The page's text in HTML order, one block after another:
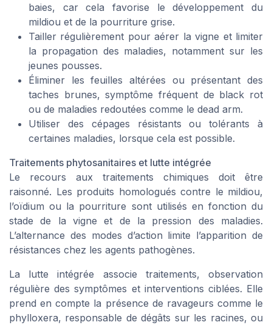
baies, car cela favorise le développement du
mildiou et de la pourriture grise.
Tailler régulièrement pour aérer la vigne et limiter
la propagation des maladies, notamment sur les
jeunes pousses.
Éliminer les feuilles altérées ou présentant des
taches brunes, symptôme fréquent de black rot
ou de maladies redoutées comme le dead arm.
Utiliser des cépages résistants ou tolérants à
certaines maladies, lorsque cela est possible.
Traitements phytosanitaires et lutte intégrée
Le recours aux traitements chimiques doit être
raisonné. Les produits homologués contre le mildiou,
l’oïdium ou la pourriture sont utilisés en fonction du
stade de la vigne et de la pression des maladies.
L’alternance des modes d’action limite l’apparition de
résistances chez les agents pathogènes.
La lutte intégrée associe traitements, observation
régulière des symptômes et interventions ciblées. Elle
prend en compte la présence de ravageurs comme le
phylloxera, responsable de dégâts sur les racines, ou